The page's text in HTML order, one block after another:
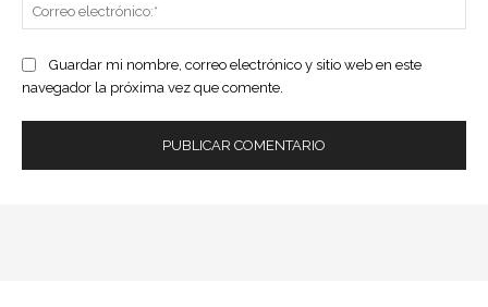
Guardar mi nombre, correo electrónico y sitio web en este
navegador la próxima vez que comente.